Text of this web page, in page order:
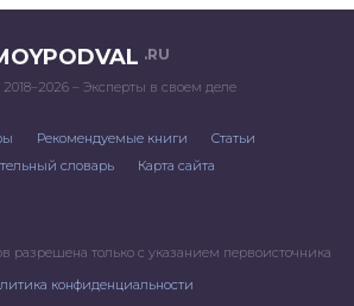
.RU
– Эксперты в своем деле
Рекомендуемые книги
Статьи
словарь
Карта сайта
разрешена только с указанием первоисточника
конфиденциальности